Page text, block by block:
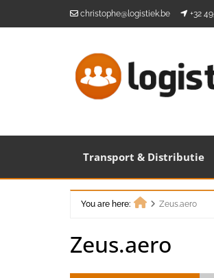
christophe@logistiek.be +32
Transport & Distributie
You are here:
Zeus.aero
Zeus.aero